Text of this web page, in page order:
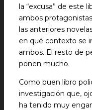
la “excusa” de este
ambos
las anteriores
en qué contexto se
ambos. El resto de
ponen mucho.
Como buen libro
investigación que,
ha tenido muy